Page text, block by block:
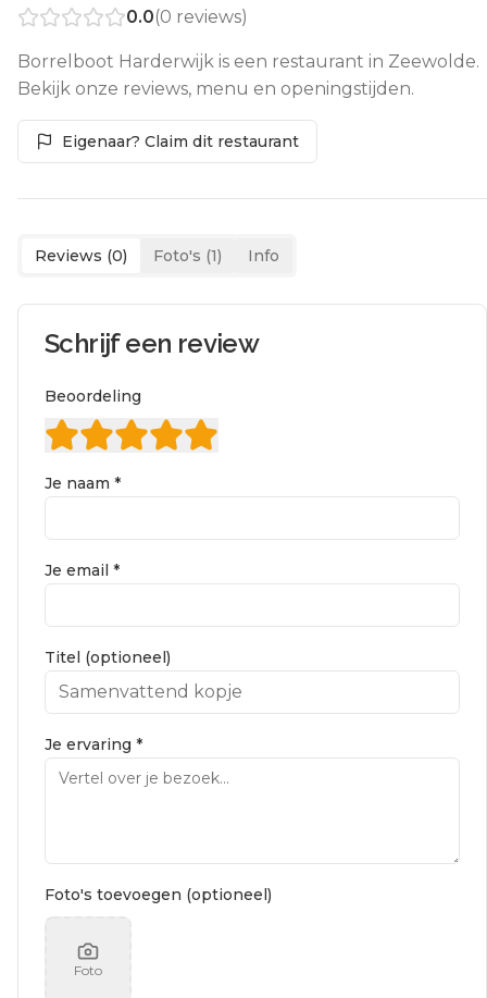
0.0(0 reviews)
Borrelboot Harderwijk is een restaurant in Zeewolde.
Bekijk onze reviews, menu en openingstijden.
Eigenaar? Claim dit restaurant
Reviews (0) Foto's (1) Info
Schrijf een review
Beoordeling
Je naam *
Je email *
Titel (optioneel)
Je ervaring *
Foto's toevoegen (optioneel)
Foto